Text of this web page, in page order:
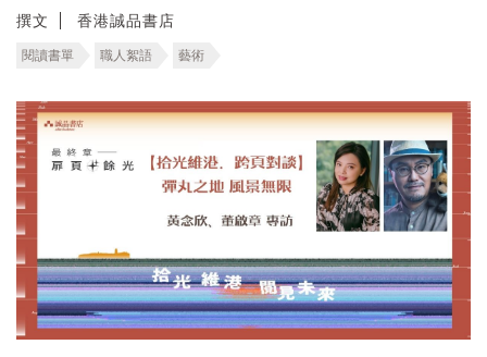
撰文 香港誠品書店
閱讀書單 職人絮語 藝術